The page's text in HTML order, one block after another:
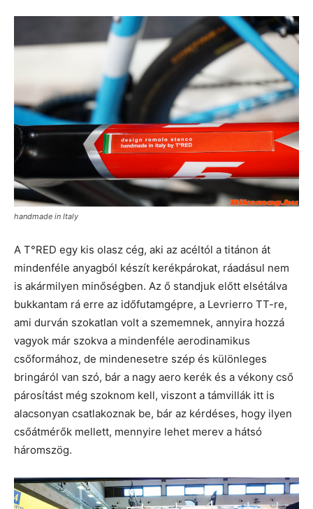
handmade in Italy
A T°RED egy kis olasz cég, aki az acéltól a titánon át
mindenféle anyagból készít kerékpárokat, ráadásul nem
is akármilyen minőségben. Az ő standjuk előtt elsétálva
bukkantam rá erre az időfutamgépre, a Levrierro TT-re,
ami durván szokatlan volt a szememnek, annyira hozzá
vagyok már szokva a mindenféle aerodinamikus
csőformához, de mindenesetre szép és különleges
bringáról van szó, bár a nagy aero kerék és a vékony cső
párosítást még szoknom kell, viszont a támvillák itt is
alacsonyan csatlakoznak be, bár az kérdéses, hogy ilyen
csőátmérők mellett, mennyire lehet merev a hátsó
háromszög.